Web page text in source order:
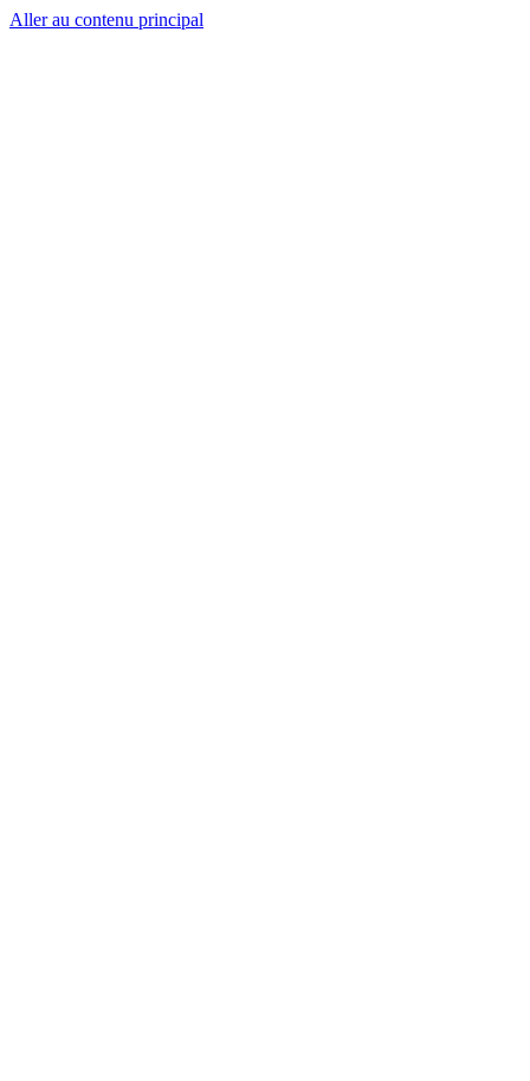
Aller au contenu principal